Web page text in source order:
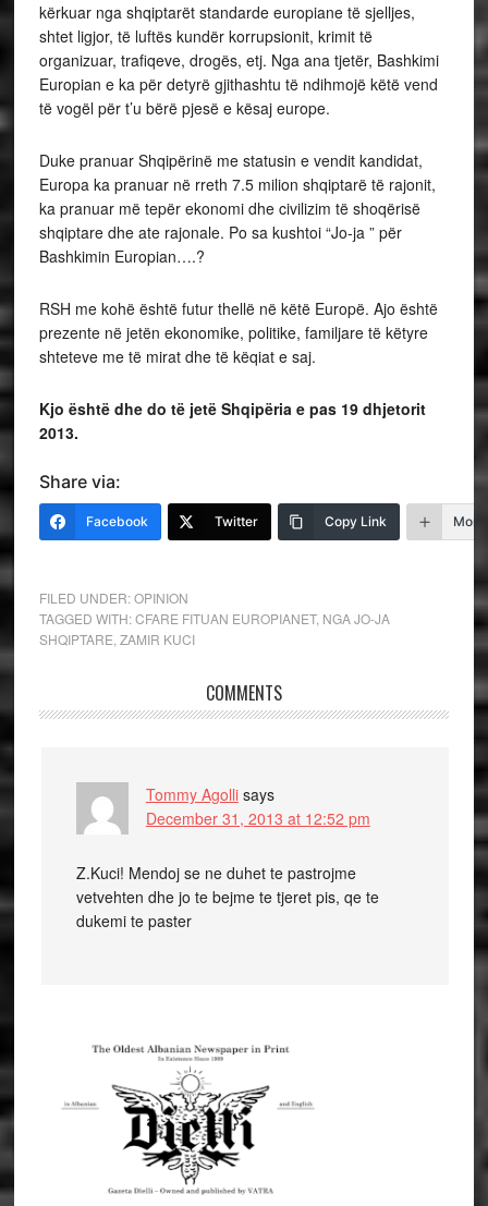
kërkuar nga shqiptarët standarde europiane të sjelljes,
shtet ligjor, të luftës kundër korrupsionit, krimit të
organizuar, trafiqeve, drogës, etj. Nga ana tjetër, Bashkimi
Europian e ka për detyrë gjithashtu të ndihmojë këtë vend
të vogël për t’u bërë pjesë e kësaj europe.
Duke pranuar Shqipërinë me statusin e vendit kandidat,
Europa ka pranuar në rreth 7.5 milion shqiptarë të rajonit,
ka pranuar më tepër ekonomi dhe civilizim të shoqërisë
shqiptare dhe ate rajonale. Po sa kushtoi “Jo-ja ” për
Bashkimin Europian….?
RSH me kohë është futur thellë në këtë Europë. Ajo është
prezente në jetën ekonomike, politike, familjare të këtyre
shteteve me të mirat dhe të këqiat e saj.
Kjo është dhe do të jetë Shqipëria e pas 19 dhjetorit
2013.
Share via:
Facebook Twitter Copy Link More
FILED UNDER:OPINION
TAGGED WITH:CFARE FITUAN EUROPIANET, NGA JO-JA
SHQIPTARE ZAMIR KUCI
COMMENTS
Tommy Agolli says
December 31, 2013 at 12:52 pm
Z.Kuci! Mendoj se ne duhet te pastrojme
vetvehten dhe jo te bejme te tjeret pis, qe te
dukemi te paster